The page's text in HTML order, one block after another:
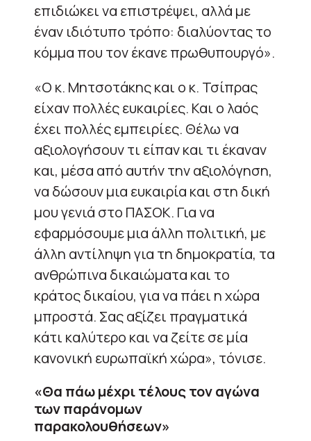
επιδιώκει να επιστρέψει, αλλά με
έναν ιδιότυπο τρόπο: διαλύοντας το
κόμμα που τον έκανε πρωθυπουργό».
«Ο κ. Μητσοτάκης και ο κ. Τσίπρας
είχαν πολλές ευκαιρίες. Και ο λαός
έχει πολλές εμπειρίες. Θέλω να
αξιολογήσουν τι είπαν και τι έκαναν
και, μέσα από αυτήν την αξιολόγηση,
να δώσουν μια ευκαιρία και στη δική
μου γενιά στο ΠΑΣΟΚ. Για να
εφαρμόσουμε μια άλλη πολιτική, με
άλλη αντίληψη για τη δημοκρατία, τα
ανθρώπινα δικαιώματα και το
κράτος δικαίου, για να πάει η χώρα
μπροστά. Σας αξίζει πραγματικά
κάτι καλύτερο και να ζείτε σε μία
κανονική ευρωπαϊκή χώρα», τόνισε.
«Θα πάω μέχρι τέλους τον αγώνα
των παράνομων
παρακολουθήσεων»